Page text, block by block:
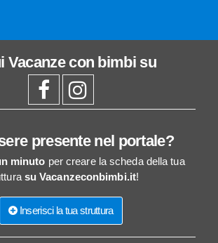
Vacanze con bimbi su
presente nel portale?
minuto per creare la scheda della tua
su Vacanzeconbimbi.it!
Inserisci la tua struttura